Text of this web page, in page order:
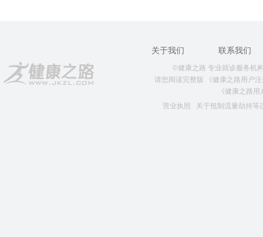
关于我们 联系我们
©健康之路 专业就诊服务机
请您阅读完整版
《健康之路用户
《健康之路
营业执照
关于抵制流量劫持等